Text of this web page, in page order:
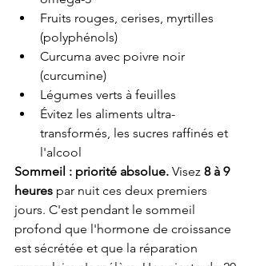
Fruits rouges, cerises, myrtilles
(polyphénols)
Curcuma avec poivre noir
(curcumine)
Légumes verts à feuilles
Évitez les aliments ultra-
transformés, les sucres raffinés et
l'alcool
Sommeil : priorité absolue. Visez 8 à 9
heures par nuit ces deux premiers
jours. C'est pendant le sommeil
profond que l'hormone de croissance
est sécrétée et que la réparation